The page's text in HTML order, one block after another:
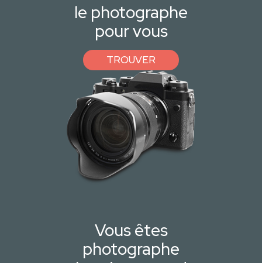
le photographe
pour vous
TROUVER
Vous êtes
photographe